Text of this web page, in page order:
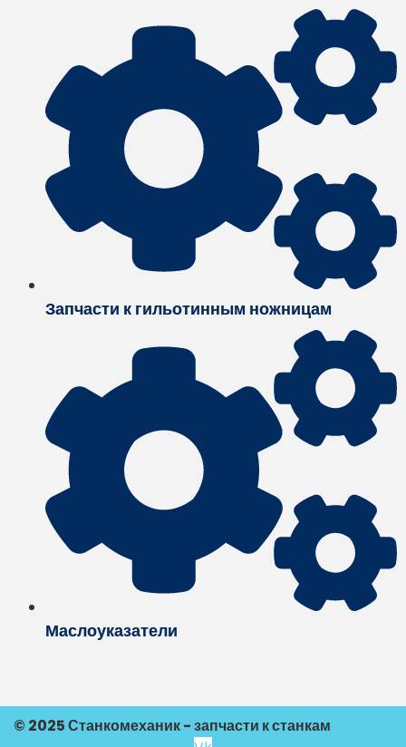
Запчасти к гильотинным ножницам
Маслоуказатели
© 2025 Станкомеханик - запчасти к станкам